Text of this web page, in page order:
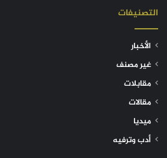
التصنيفات
الأخبار
غير مصنف
مقابلات
مقالات
ميديا
أدب وترفيه